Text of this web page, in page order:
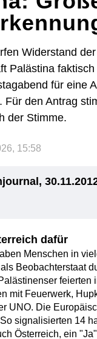
Widerstand
Palästina
für eine
Für den Antrag
der Stimme.
15:58
dafür
Menschen in
Beobachterstaat
feierten
mit Feuerwerk,
UNO. Die
signalisierten 14
Österreich, ein